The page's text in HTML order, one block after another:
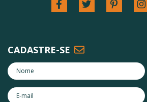
CADASTRE-SE